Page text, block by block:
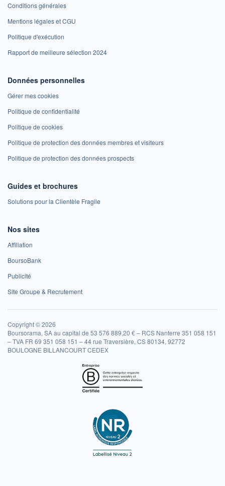
Conditions générales
Mentions légales et CGU
Politique d'exécution
Rapport de meilleure sélection 2024
Données personnelles
Gérer mes cookies
Politique de confidentialité
Politique de cookies
Politique de protection des données membres et visiteurs
Politique de protection des données prospects
Guides et brochures
Solutions pour la Clientèle Fragile
Nos sites
Affiliation
BoursoBank
Publicité
Site Groupe & Recrutement
Copyright © 2026
Boursorama, SA au capital de 53 576 889,20 € – RCS Nanterre 351 058 151
– TVA FR 69 351 058 151 – 44 rue Traversière, CS 80134, 92772
BOULOGNE BILLANCOURT CEDEX